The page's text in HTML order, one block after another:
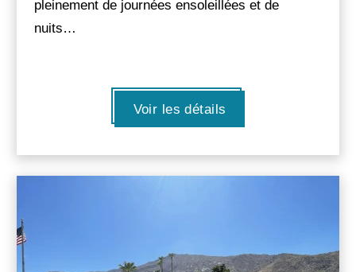
pleinement de journées ensoleillées et de
nuits…
Voir les détails